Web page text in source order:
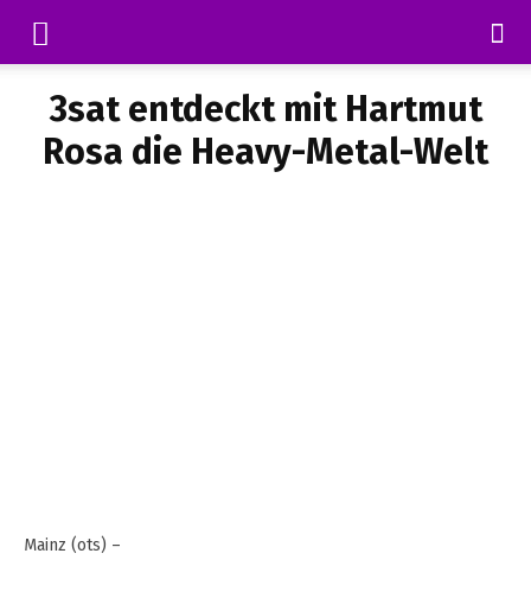
3sat entdeckt mit Hartmut
Rosa die Heavy-Metal-Welt
Mainz (ots) –